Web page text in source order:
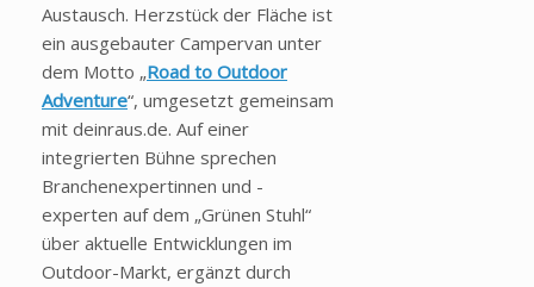
Austausch. Herzstück der Fläche ist
ein ausgebauter Campervan unter
dem Motto „Road to Outdoor
Adventure“, umgesetzt gemeinsam
mit deinraus.de. Auf einer
integrierten Bühne sprechen
Branchenexpertinnen und -
experten auf dem „Grünen Stuhl“
über aktuelle Entwicklungen im
Outdoor-Markt, ergänzt durch